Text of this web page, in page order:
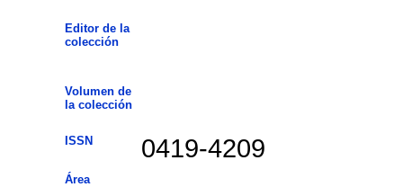
Editor de la
colección
Volumen de
la colección
ISSN 0419-4209
Área